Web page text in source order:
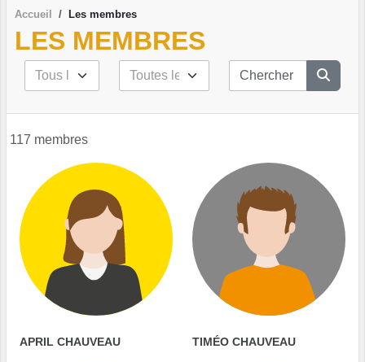
Accueil Les membres
LES MEMBRES
117 membres
APRIL CHAUVEAU TIMÉO CHAUVEAU